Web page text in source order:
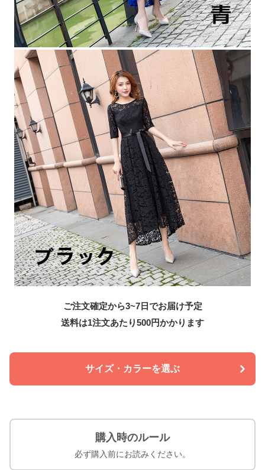
ご注文確定から3~7日でお届け予定
送料は1注文あたり500円かかります
サイズ・カラーを選ぶ
購入時のルール
必ず購入前にお読みください。